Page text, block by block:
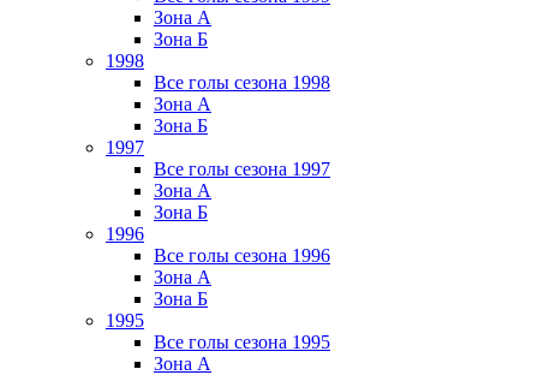
Зона А
Зона Б
1998
Все голы сезона 1998
Зона А
Зона Б
1997
Все голы сезона 1997
Зона А
Зона Б
1996
Все голы сезона 1996
Зона А
Зона Б
1995
Все голы сезона 1995
Зона А